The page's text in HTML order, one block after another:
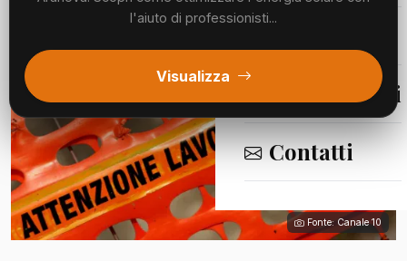
Segnalazioni
Contatti
Fonte: Canale 10
l'aiuto di professionisti...
Visualizza